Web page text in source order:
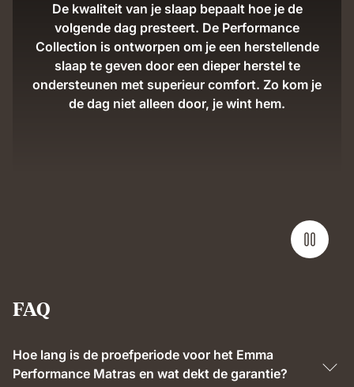
De kwaliteit van je slaap bepaalt hoe je de
volgende dag presteert. De Performance
Collection is ontworpen om je een herstellende
slaap te geven door een dieper herstel te
ondersteunen met superieur comfort. Zo kom je
de dag niet alleen door, je wint hem.
FAQ
Hoe lang is de proefperiode voor het Emma
Performance Matras en wat dekt de garantie?